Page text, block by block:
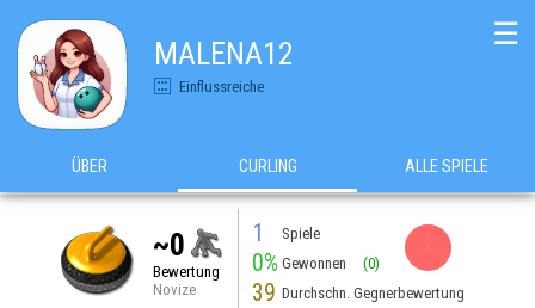
MALENA12
Einflussreiche
☰
ÜBER CURLING ALLE SPIELE
~0
Bewertung
Novize
1 Spiele
0% Gewonnen (0)
39 Durchschn. Gegnerbewertung